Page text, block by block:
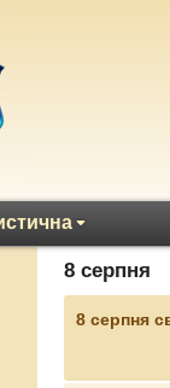
8 серпня
8 серпня